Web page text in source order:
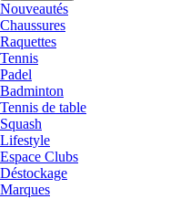
Nouveautés
Chaussures
Raquettes
Tennis
Padel
Badminton
Tennis de table
Squash
Lifestyle
Espace Clubs
Déstockage
Marques